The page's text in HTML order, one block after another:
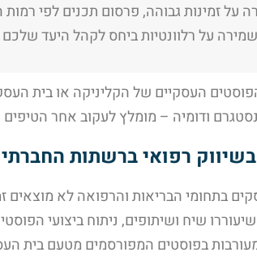
על זמינות גבוהה, פרסום תכנים לפי
על רלוונטיות ביחס לקהל היעד שלכם
העסקיים של הקליניקה או בית
ודומיה – מומלץ לעקוב אחר
רפואי ברשתות
בתחומי הבריאות והרפואה לא
שיח ושיתופים, ניתוח ביצועי
מעורבות בפוסטים המפורסמים מטעם בית